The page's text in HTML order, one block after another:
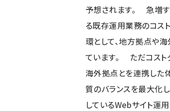
予想されます。 急増す
る既存運用業務のコス
環として、地方拠点や
ています。 ただコスト
海外拠点とを連携した
質のバランスを最大化
しているWebサイト運